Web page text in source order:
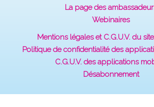
La page des
Webinaires
Mentions légales et C.G.U.V. du
Politique de confidentialité des
C.G.U.V. des applications
Désabonnement